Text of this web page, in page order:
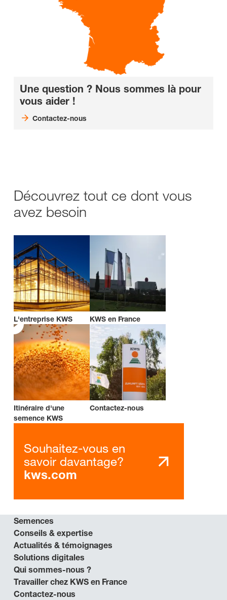
Une question ? Nous sommes là pour
vous aider !
Contactez-nous
Découvrez tout ce dont vous
avez besoin
L'entreprise KWS KWS en France
Itinéraire d'une
semence KWS
Contactez-nous
Souhaitez-vous en
savoir davantage?
kws.com
Semences
Conseils & expertise
Actualités & témoignages
Solutions digitales
Qui sommes-nous ?
Travailler chez KWS en France
Contactez-nous